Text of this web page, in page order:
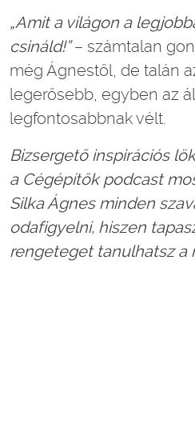
„Amit a világon a
csináld!”– számtalan
még Ágnestől, de talán
legerősebb, egyben az
legfontosabbnak vélt.
Bizsergető inspirációs
a Cégépítők podcast
Silka Ágnes minden
odafigyelni, hiszen
rengeteget tanulhatsz a